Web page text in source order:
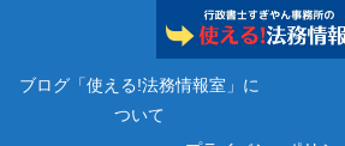
ブログ「使える!法務情報室」に
ついて